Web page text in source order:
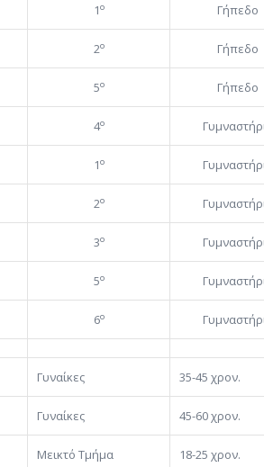
1ο Γήπεδο
2ο Γήπεδο
5ο Γήπεδο
4ο
1ο
2ο
3ο
5ο
6ο
Γυναίκες 35-45 χρον.
Γυναίκες 45-60 χρον.
Μεικτό Τμήμα 18-25 χρον.